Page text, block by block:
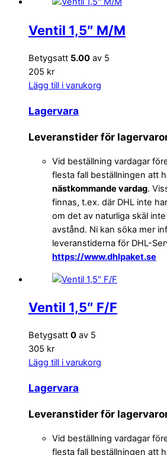
Ventil 1,5″ M/M
Betygsatt 5.00 av 5
205 kr
Lägg till i varukorg
Lagervara
Leveranstider för
Vid beställning vardagar
flesta fall beställningen att
nästkommande vardag.
finnas, t.ex. där DHL inte
om det av naturliga skäl
avstånd. Ni kan söka mer
leveranstiderna för DHL-
https://www.dhlpaket.se
Ventil 1,5″ F/F
Betygsatt 0 av 5
305 kr
Lägg till i varukorg
Lagervara
Leveranstider för
Vid beställning vardagar
flesta fall beställningen att